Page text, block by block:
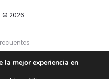
© 2026
la mejor experiencia en